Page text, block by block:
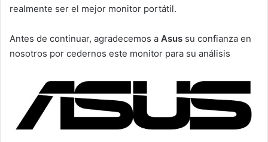
realmente ser el mejor monitor portátil.
Antes de continuar, agradecemos a Asus su confianza en
nosotros por cedernos este monitor para su análisis